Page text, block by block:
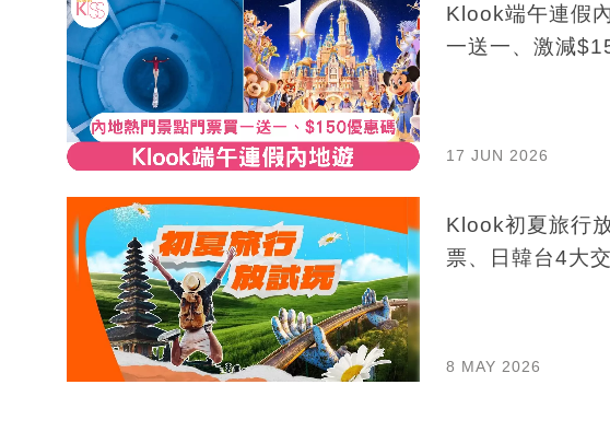
Klook端午連假
一送一、激減
17 JUN 2026
Klook初夏旅行
票、日韓台4大
8 MAY 2026